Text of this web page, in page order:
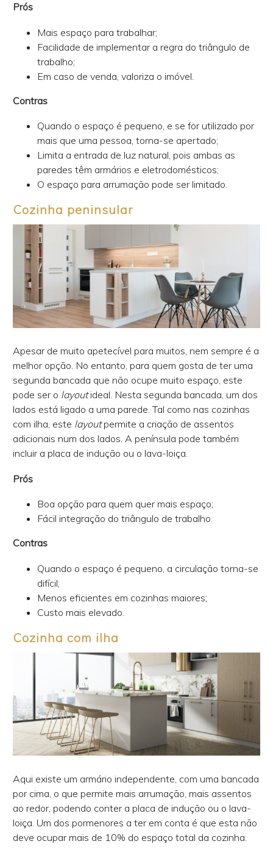
Prós
Mais espaço para trabalhar;
Facilidade de implementar a regra do triângulo de
trabalho;
Em caso de venda, valoriza o imóvel.
Contras
Quando o espaço é pequeno, e se for utilizado por
mais que uma pessoa, torna-se apertado;
Limita a entrada de luz natural, pois ambas as
paredes têm armários e eletrodomésticos;
O espaço para arrumação pode ser limitado.
Cozinha peninsular
Apesar de muito apetecível para muitos, nem sempre é a
melhor opção. No entanto, para quem gosta de ter uma
segunda bancada que não ocupe muito espaço, este
pode ser o layoutideal. Nesta segunda bancada, um dos
lados está ligado a uma parede. Tal como nas cozinhas
com ilha, este layoutpermite a criação de assentos
adicionais num dos lados. A península pode também
incluir a placa de indução ou o lava-loiça.
Prós
Boa opção para quem quer mais espaço;
Fácil integração do triângulo de trabalho.
Contras
Quando o espaço é pequeno, a circulação torna-se
difícil;
Menos eficientes em cozinhas maiores;
Custo mais elevado.
Cozinha com ilha
Aqui existe um armário independente, com uma bancada
por cima, o que permite mais arrumação, mais assentos
ao redor, podendo conter a placa de indução ou o lava-
loiça. Um dos pormenores a ter em conta é que esta não
deve ocupar mais de 10% do espaço total da cozinha.